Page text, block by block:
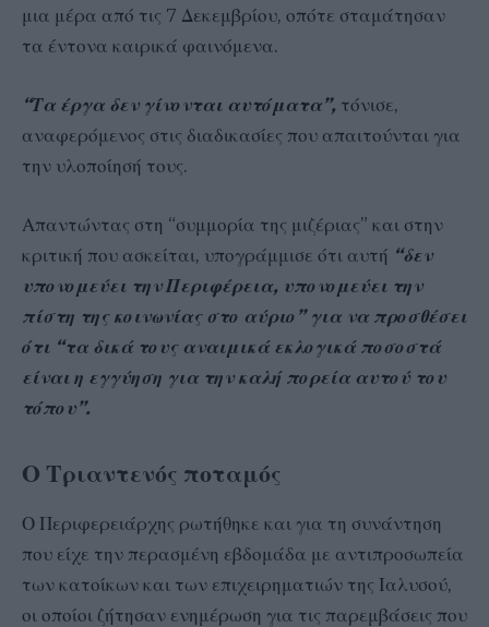
μια μέρα από τις 7 Δεκεμβρίου, οπότε σταμάτησαν
τα έντονα καιρικά φαινόμενα.
“Τα έργα δεν γίνονται αυτόματα”, τόνισε,
αναφερόμενος στις διαδικασίες που απαιτούνται για
την υλοποίησή τους.
Απαντώντας στη “συμμορία της μιζέριας” και στην
κριτική που ασκείται, υπογράμμισε ότι αυτή “δεν
υπονομεύει την Περιφέρεια, υπονομεύει την
πίστη της κοινωνίας στο αύριο” για να προσθέσει
ότι “τα δικά τους αναιμικά εκλογικά ποσοστά
είναι η εγγύηση για την καλή πορεία αυτού του
τόπου”.
Ο Τριαντενός ποταμός
Ο Περιφερειάρχης ρωτήθηκε και για τη συνάντηση
που είχε την περασμένη εβδομάδα με αντιπροσωπεία
των κατοίκων και των επιχειρηματιών της Ιαλυσού,
οι οποίοι ζήτησαν ενημέρωση για τις παρεμβάσεις που